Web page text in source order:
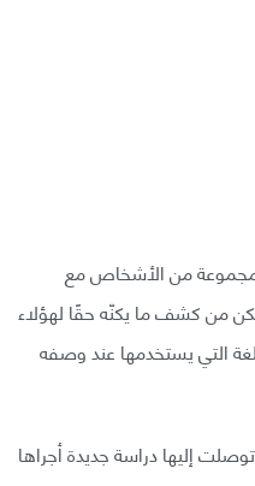
من الأشخاص مع
من كشف ما يكنّه حقًا لهؤلاء
التي يستخدمها عند وصفه
إليها دراسة جديدة أجراها